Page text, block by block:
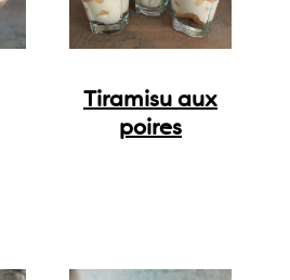
Tiramisu aux
poires